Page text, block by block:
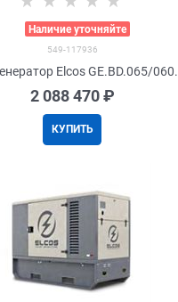
Наличие уточняйте
549-117936
Elcos GE.BD.065/
2 088 470 ₽
КУПИТЬ